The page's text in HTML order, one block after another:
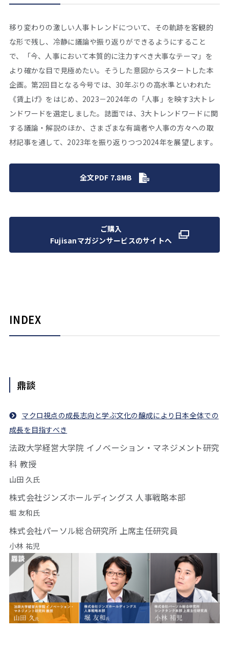
移り変わりの激しい人事トレンドについて、その軌跡を客観的
な形で残し、冷静に議論や振り返りができるようにすること
で、「今、人事において本質的に注力すべき大事なテーマ」を
より確かな目で見極めたい。そうした意図からスタートした本
企画。第2回目となる今号では、30年ぶりの高水準といわれた
《賃上げ》をはじめ、2023－2024年の「人事」を映す3大トレ
ンドワードを選定しました。誌面では、3大トレンドワードに関
する議論・解説のほか、さまざまな有識者や人事の方々への取
材記事を通して、2023年を振り返りつつ2024年を展望します。
全文PDF 7.8MB
ご購入
Fujisanマガジンサービスのサイトへ
INDEX
鼎談
マクロ視点の成長志向と学ぶ文化の醸成により日本全体での
成長を目指すべき
法政大学経営大学院 イノベーション・マネジメント研究
科 教授
山田 久氏
株式会社ジンズホールディングス 人事戦略本部
堀 友和氏
株式会社パーソル総合研究所 上席主任研究員
小林 祐児